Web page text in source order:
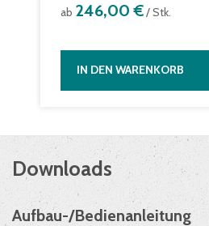
ab 246,00 €/ Stk.
IN DEN WARENKORB
Downloads
Aufbau-/Bedienanleitung